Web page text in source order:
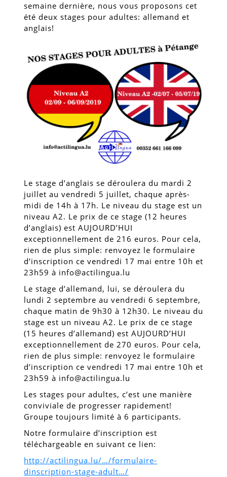
semaine dernière, nous vous proposons cet
été deux stages pour adultes: allemand et
anglais!
Le stage d’anglais se déroulera du mardi 2
juillet au vendredi 5 juillet, chaque après-
midi de 14h à 17h. Le niveau du stage est un
niveau A2. Le prix de ce stage (12 heures
d’anglais) est AUJOURD’HUI
exceptionnellement de 216 euros. Pour cela,
rien de plus simple: renvoyez le formulaire
d’inscription ce vendredi 17 mai entre 10h et
23h59 à info@actilingua.lu
Le stage d’allemand, lui, se déroulera du
lundi 2 septembre au vendredi 6 septembre,
chaque matin de 9h30 à 12h30. Le niveau du
stage est un niveau A2. Le prix de ce stage
(15 heures d’allemand) est AUJOURD’HUI
exceptionnellement de 270 euros. Pour cela,
rien de plus simple: renvoyez le formulaire
d’inscription ce vendredi 17 mai entre 10h et
23h59 à info@actilingua.lu
Les stages pour adultes, c’est une manière
conviviale de progresser rapidement!
Groupe toujours limité à 6 participants.
Notre formulaire d’inscription est
téléchargeable en suivant ce lien:
http://actilingua.lu/…/formulaire-
dinscription-stage-adult…/